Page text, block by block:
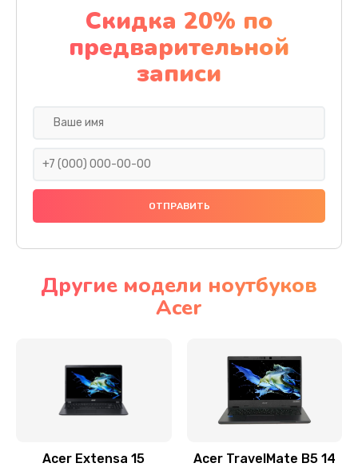
Чистка от пыли
1060 руб.
Заказать
Ремонт подсветки
Настройка BIOS
Замена видеочипа
Заказать
Скидка 20% по
предварительной
записи
Другие модели ноутбуков
Acer
Acer Extensa 15 Acer TravelMate B5 14